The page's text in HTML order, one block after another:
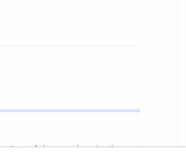
, dan is de